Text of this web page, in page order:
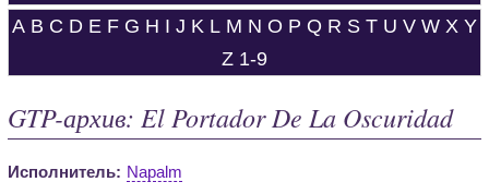
A B C D E F G H I J K L M N O P Q R S T U V W X Y
Z 1-9
GTP-архив: El Portador De La Oscuridad
Исполнитель: Napalm